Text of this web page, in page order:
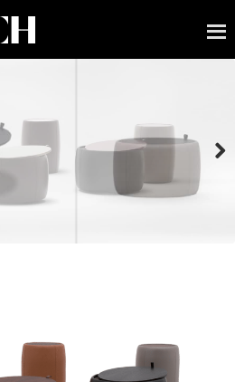
Next